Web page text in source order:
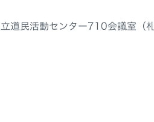
道民活動センター710会議室（